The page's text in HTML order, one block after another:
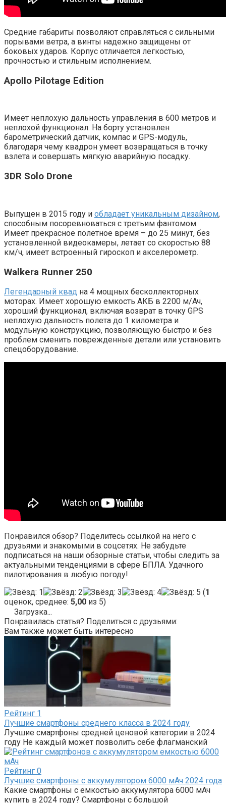
Средние габариты позволяют справляться с сильными
порывами ветра, а винты надежно защищены от
боковых ударов. Корпус отличается легкостью,
прочностью и стильным исполнением.
Apollo Pilotage Edition
Имеет неплохую дальность управления в 600 метров и
неплохой функционал. На борту установлен
барометрический датчик, компас и GPS-модуль,
благодаря чему квадрон умеет возвращаться в точку
взлета и совершать мягкую аварийную посадку.
3DR Solo Drone
Выпущен в 2015 году и обладает уникальным дизайном,
способным посоревноваться с третьим фантомом.
Имеет прекрасное полетное время – до 25 минут, без
установленной видеокамеры, летает со скоростью 88
км/ч, имеет встроенный гироскоп и акселерометр.
Walkera Runner 250
Легендарный квад на 4 мощных бесколлекторных
моторах. Имеет хорошую емкость АКБ в 2200 м/Ач,
хороший функционал, включая возврат в точку GPS
неплохую дальность полета до 1 километра и
модульную конструкцию, позволяющую быстро и без
проблем сменить поврежденные детали или установить
спецоборудование.
Понравился обзор? Поделитесь ссылкой на него с
друзьями и знакомыми в соцсетях. Не забудьте
подписаться на наши обзорные статьи, чтобы следить за
актуальными тенденциями в сфере БПЛА. Удачного
пилотирования в любую погоду!
(1
оценок, среднее: 5,00 из 5)
Загрузка...
Понравилась статья? Поделиться с друзьями:
Вам также может быть интересно
Рейтинг 1
Лучшие смартфоны среднего класса в 2024 году
Лучшие смартфоны средней ценовой категории в 2024
году Не каждый может позволить себе флагманский
Рейтинг 0
Лучшие смартфоны с аккумулятором 6000 мАч 2024 года
Какие смартфоны с емкостью аккумулятора 6000 мАч
купить в 2024 году? Смартфоны с большой